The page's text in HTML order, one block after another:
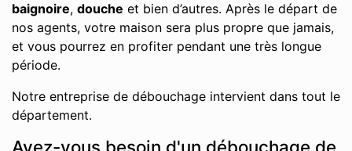
baignoire, douche et bien d’autres. Après le départ de
nos agents, votre maison sera plus propre que jamais,
et vous pourrez en profiter pendant une très longue
période.
Notre entreprise de débouchage intervient dans tout le
département.
Avez-vous besoin d'un débouchage de